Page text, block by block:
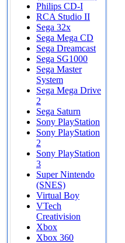
Philips CD-I
RCA Studio II
Sega 32x
Sega Mega CD
Sega Dreamcast
Sega SG1000
Sega Master
System
Sega Mega Drive
2
Sega Saturn
Sony PlayStation
Sony PlayStation
2
Sony PlayStation
3
Super Nintendo
(SNES)
Virtual Boy
VTech
Creativision
Xbox
Xbox 360